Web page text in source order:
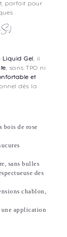
parfait pour
Liquid Gel , il
, sans TPO ni
et
dès la
bois de rose
sans bulles
des
chablon,
une application